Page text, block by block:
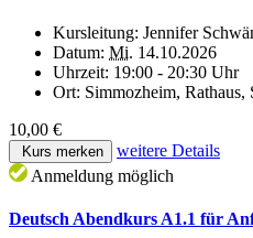
Kursleitung: Jennifer
Datum: Mi. 14.10.2026
Uhrzeit: 19:00 - 20:30 Uhr
Ort: Simmozheim, Rathaus,
10,00 €
Kurs merken
weitere Details
Anmeldung möglich
Deutsch Abendkurs A1.1 für